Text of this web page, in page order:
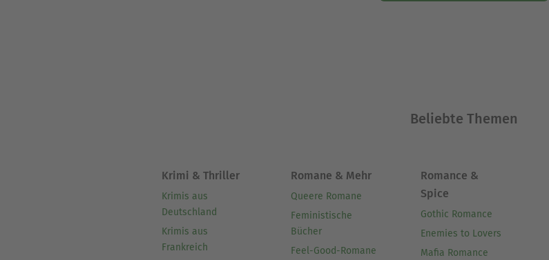
Beliebte Themen
Krimi & Thriller
Krimis aus
Deutschland
Krimis aus
Frankreich
Romane & Mehr
Queere Romane
Feministische
Bücher
Feel-Good-Romane
Romance &
Spice
Gothic Romance
Enemies to Lovers
Mafia Romance